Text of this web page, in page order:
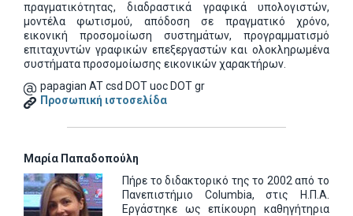
πραγματικότητας, διαδραστικά γραφικά υπολογιστών,
μοντέλα φωτισμού, απόδοση σε πραγματικό χρόνο,
εικονική προσομοίωση συστημάτων, προγραμματισμό
επιταχυντών γραφικών επεξεργαστών και ολοκληρωμένα
συστήματα προσομοίωσης εικονικών χαρακτήρων.
papagian AT csd DOT uoc DOT gr
Προσωπική ιστοσελίδα
Μαρία Παπαδοπούλη
Πήρε το διδακτορικό της το 2002 από το
Πανεπιστήμιο Columbia, στις Η.Π.Α.
Εργάστηκε ως επίκουρη καθηγήτηρια